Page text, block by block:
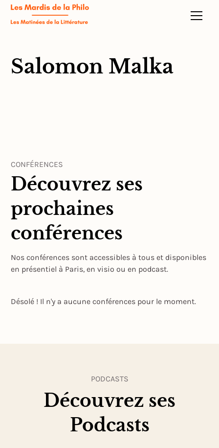
Salomon Malka
CONFÉRENCES
Découvrez ses
prochaines
conférences
Nos conférences sont accessibles à tous et disponibles
en présentiel à Paris, en visio ou en podcast.
Désolé ! Il n'y a aucune conférences pour le moment.
PODCASTS
Découvrez ses
Podcasts